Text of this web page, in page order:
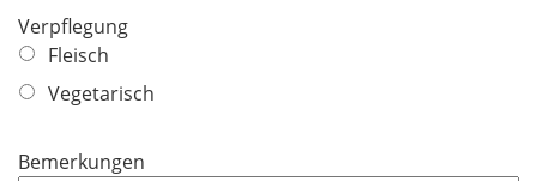
Verpflegung
Fleisch
Vegetarisch
Bemerkungen